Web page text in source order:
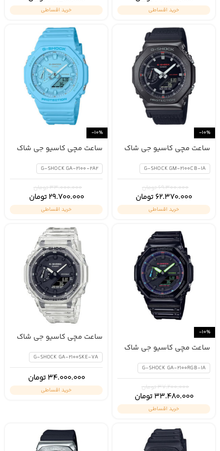
خرید اقساطی خرید اقساطی
-10%
ساعت مچی کاسیو جی شاک
G-SHOCK GM-2100CB-1A
69.300.000تومان
62.370.000 تومان
خرید اقساطی
-10%
ساعت مچی کاسیو جی شاک
G-SHOCK GA-2100-2A2
33.000.000تومان
29.700.000 تومان
خرید اقساطی
-10%
ساعت مچی کاسیو جی شاک
G-SHOCK GA-2100RGB-1A
37.200.000تومان
33.480.000 تومان
خرید اقساطی
ساعت مچی کاسیو جی شاک
G-SHOCK GA-2100SKE-7A
34.000.000 تومان
خرید اقساطی